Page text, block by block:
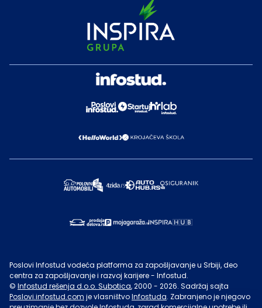
Poslovi Infostud vodeća platforma za zapošljavanje u Srbiji, deo
centra za zapošljavanje i razvoj karijere - Infostud.
© Infostud rešenja d.o.o. Subotica, 2000 - 2026. Sadržaj sajta
Poslovi.infostud.com je vlasništvoInfostuda. Zabranjeno je njegovo